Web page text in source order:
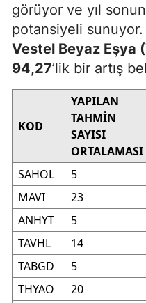
görüyor ve yıl
potansiyeli
Vestel Beyaz Eşya
94,27’lik bir artış
KOD
YAPILAN
TAHMİN
SAYISI
ORTALAMASI
SAHOL
5
MAVI
23
ANHYT
5
TAVHL
14
TABGD
5
THYAO
20